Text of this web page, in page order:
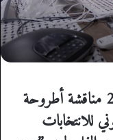
جرت يوم الأربعاء 08 جويلية 2026 مناقشة أطروحة
للانتخابات